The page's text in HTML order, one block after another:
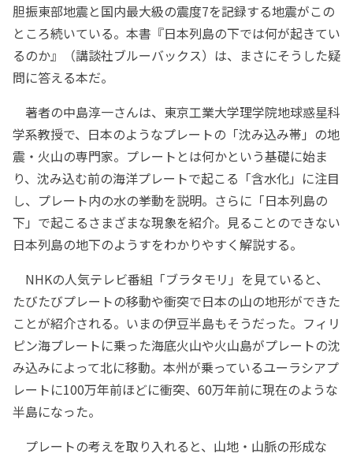
胆振東部地震と国内最大級の震度7を記録する地震がこの
ところ続いている。本書『日本列島の下では何が起きてい
るのか』（講談社ブルーバックス）は、まさにそうした疑
問に答える本だ。
著者の中島淳一さんは、東京工業大学理学院地球惑星科
学系教授で、日本のようなプレートの「沈み込み帯」の地
震・火山の専門家。プレートとは何かという基礎に始ま
り、沈み込む前の海洋プレートで起こる「含水化」に注目
し、プレート内の水の挙動を説明。さらに「日本列島の
下」で起こるさまざまな現象を紹介。見ることのできない
日本列島の地下のようすをわかりやすく解説する。
NHKの人気テレビ番組「ブラタモリ」を見ていると、
たびたびプレートの移動や衝突で日本の山の地形ができた
ことが紹介される。いまの伊豆半島もそうだった。フィリ
ピン海プレートに乗った海底火山や火山島がプレートの沈
み込みによって北に移動。本州が乗っているユーラシアプ
レートに100万年前ほどに衝突、60万年前に現在のような
半島になった。
プレートの考えを取り入れると、山地・山脈の形成な